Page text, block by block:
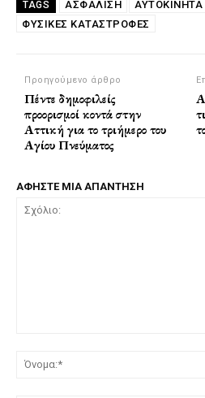
TAGS ΑΣΦΆΛΙΣΗ ΑΥΤΟΚΙΝΗΤΑ
ΦΥΣΙΚΈΣ ΚΑΤΑΣΤΡΟΦΈΣ
Προηγούμενο άρθρο
Πέντε δημοφιλείς
προορισμοί κοντά στην
Αττική για το τριήμερο του
Αγίου Πνεύματος
ΑΦΗΣΤΕ ΜΙΑ ΑΠΑΝΤΗΣΗ